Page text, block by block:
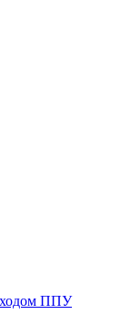
ППУ